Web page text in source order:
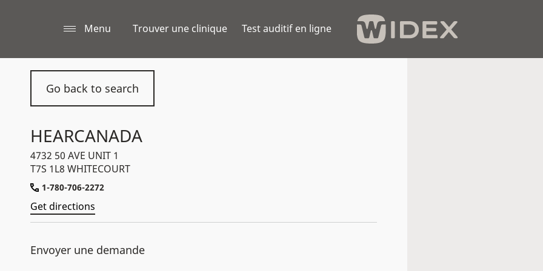
Menu Trouver une clinique Test auditif en ligne
Go back to search
HEARCANADA
4732 50 AVE UNIT 1
T7S 1L8 WHITECOURT
1-780-706-2272
Get directions
Envoyer une demande